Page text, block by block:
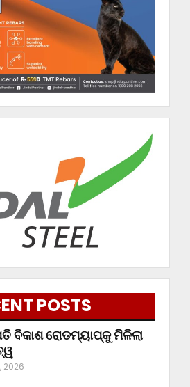
POSTS
ବିକାଶ ରୋଡମ୍ୟାପ୍‌କୁ ମିଳିଲା
2026